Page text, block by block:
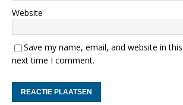
Website
Save my name, email, and website in
next time I comment.